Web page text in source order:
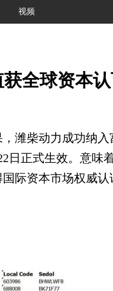
视频
全球资本
潍柴动力成功纳入
日正式生效。意味
际资本市场权威认